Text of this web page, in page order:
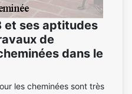
et ses aptitudes
de
dans le
les cheminées sont très